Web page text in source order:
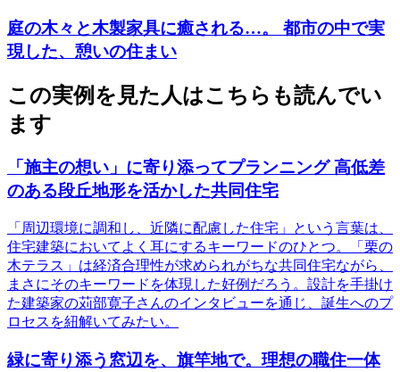
庭の木々と木製家具に癒される…。 都市の中で実
現した、憩いの住まい
この実例を見た人はこちらも読んでい
ます
「施主の想い」に寄り添ってプランニング 高低差
のある段丘地形を活かした共同住宅
「周辺環境に調和し、近隣に配慮した住宅」という言葉は、
住宅建築においてよく耳にするキーワードのひとつ。「栗の
木テラス」は経済合理性が求められがちな共同住宅ながら、
まさにそのキーワードを体現した好例だろう。設計を手掛け
た建築家の苅部寛子さんのインタビューを通じ、誕生へのプ
ロセスを紐解いてみたい。
緑に寄り添う窓辺を、旗竿地で。理想の職住一体